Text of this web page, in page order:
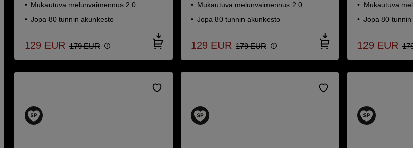
Mukautuva melunvaimennus 2.0
Jopa 80 tunnin akunkesto
129 EUR 179 EUR
Mukautuva melunvaimennus 2.0
Jopa 80 tunnin akunkesto
129 EUR 179 EUR
Mukautuva
Jopa 80
129 EUR